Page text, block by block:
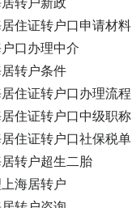
居转户新政
居住证转户口申请材料
户口办理中介
居转户条件
居住证转户口办理流程
居住证转户口中级职称
居住证转户口社保税单
居转户超生二胎
海居转户